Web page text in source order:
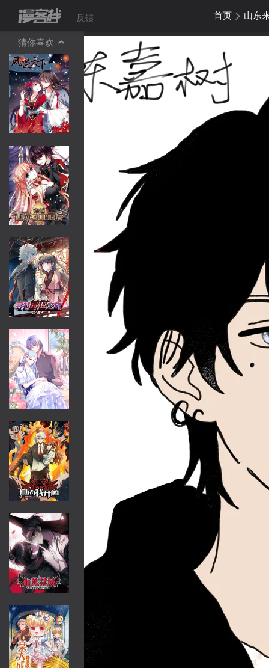
反馈 首页 山东
猜你喜欢 